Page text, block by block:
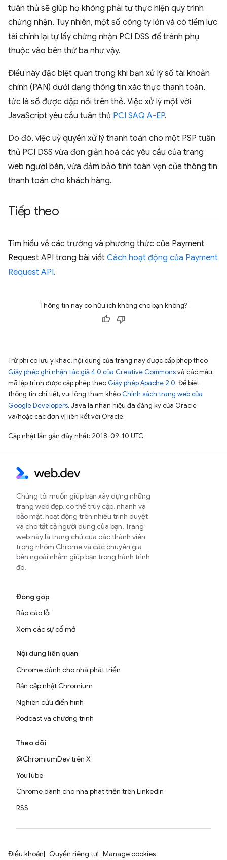
tuân thủ sẽ giúp họ không phải tự thực hiện quy trình
chứng nhận. Tuy nhiên, một số công ty lớn và có tiềm lực
tài chính lại tự lấy chứng nhận PCI DSS để tránh phụ
thuộc vào bên thứ ba như vậy.
Điều này đặc biệt quan trọng khi bạn xử lý số tài khoản
chính (PAN) dưới dạng thông tin xác thực thanh toán,
tức là số được dập nổi trên thẻ. Việc xử lý một với
JavaScript yêu cầu tuân thủ PCI SAQ A-EP.
Do đó, việc uỷ quyền xử lý thanh toán cho một PSP tuân
thủ PCI DSS vừa đơn giản hoá các yêu cầu của trang
web người bán, vừa đảm bảo tính toàn vẹn của thông tin
thanh toán cho khách hàng.
Tiếp theo
Tìm hiểu về các trường và phương thức của Payment
Request API trong bài viết Cách hoạt động của Payment
Request API.
Thông tin này có hữu ích không cho bạn không?
Trừ phi có lưu ý khác, nội dung của trang này được cấp phép theo
Giấy phép ghi nhận tác giả 4.0 của Creative Commonsvà các mẫu
mã lập trình được cấp phép theo Giấy phép Apache 2.0. Để biết
thông tin chi tiết, vui lòng tham khảo Chính sách trang web của
Google Developers. Java là nhãn hiệu đã đăng ký của Oracle
và/hoặc các đơn vị liên kết với Oracle.
Cập nhật lần gần đây nhất: 2018-09-10 UTC.
Chúng tôi muốn giúp bạn xây dựng những
trang web đẹp, có thể truy cập, nhanh và
bảo mật, hoạt động trên nhiều trình duyệt
và cho tất cả người dùng của bạn. Trang
web này là trang chủ của các thành viên
trong nhóm Chrome và các chuyên gia
bên ngoài nhằm giúp bạn trong hành trình
đó.
Đóng góp
Báo cáo lỗi
Xem các sự cố mở
Nội dung liên quan
Chrome dành cho nhà phát triển
Bản cập nhật Chromium
Nghiên cứu điển hình
Podcast và chương trình
Theo dõi
@ChromiumDev trên X
YouTube
Chrome dành cho nhà phát triển trên LinkedIn
RSS
Điều khoản Quyền riêng tư Manage cookies